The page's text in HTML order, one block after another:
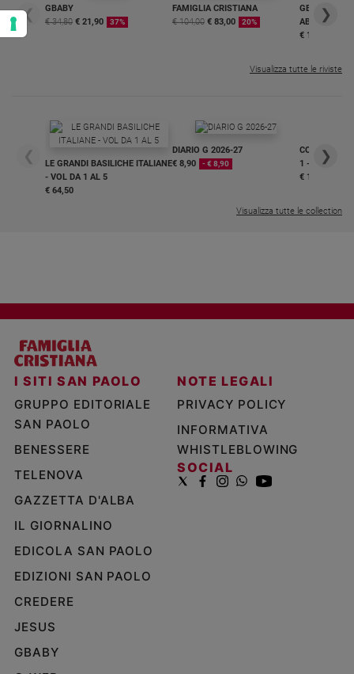
❮
GBABY
€ 34,80 € 21,90 37%
FAMIGLIA CRISTIANA
€ 104,00 € 83,00 20%
GBABY
€ 16,99
❯
Visualizza tutte le riviste
❮
LE GRANDI BASILICHE ITALIANE
- VOL DA 1 AL 5
€ 64,50
DIARIO G 2026-27
€ 8,90
- € 8,90
COLLANA
1 - 2
€ 18,50
❯
Visualizza tutte le collection
I SITI SAN PAOLO
GRUPPO EDITORIALE
SAN PAOLO
BENESSERE
TELENOVA
GAZZETTA D'ALBA
IL GIORNALINO
EDICOLA SAN PAOLO
EDIZIONI SAN PAOLO
CREDERE
JESUS
GBABY
NOTE LEGALI
PRIVACY POLICY
INFORMATIVA
WHISTLEBLOWING
SOCIAL